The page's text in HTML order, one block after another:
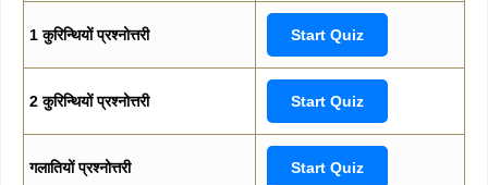
1 कुरिन्थियों प्रश्नोत्तरी Start Quiz
2 कुरिन्थियों प्रश्नोत्तरी Start Quiz
गलातियों प्रश्नोत्तरी Start Quiz